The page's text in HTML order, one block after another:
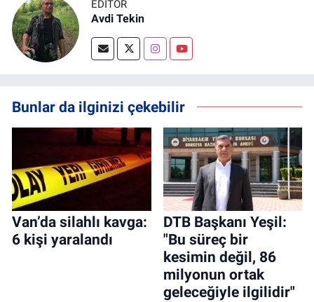
EDITÖR
Avdi Tekin
Bunlar da ilginizi çekebilir
Van’da silahlı kavga:
6 kişi yaralandı
DTB Başkanı Yeşil:
"Bu süreç bir
kesimin değil, 86
milyonun ortak
geleceğiyle ilgilidir"